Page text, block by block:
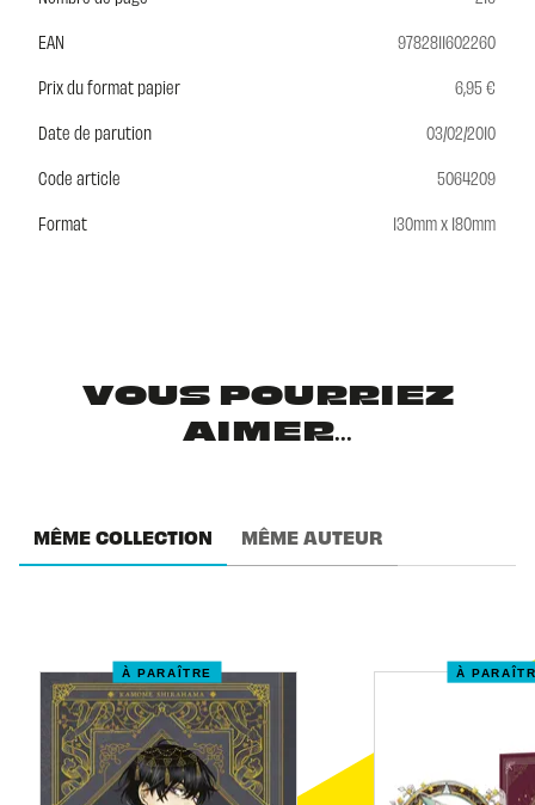
EAN
9782811602260
Prix du format papier
6,95 €
Date de parution
03/02/2010
Code article
5064209
Format
130mm x 180mm
VOUS POURRIEZ
AIMER...
MÊME COLLECTION MÊME AUTEUR
À PARAÎTRE À